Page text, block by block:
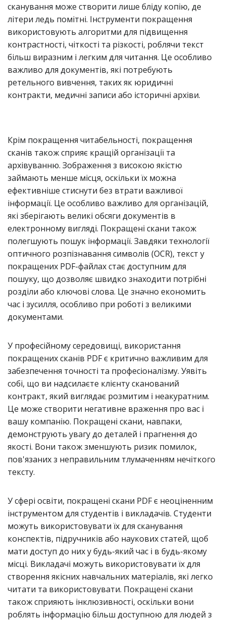
сканування може створити лише бліду копію, де
літери ледь помітні. Інструменти покращення
використовують алгоритми для підвищення
контрастності, чіткості та різкості, роблячи текст
більш виразним і легким для читання. Це особливо
важливо для документів, які потребують
ретельного вивчення, таких як юридичні
контракти, медичні записи або історичні архіви.
Крім покращення читабельності, покращення
сканів також сприяє кращій організації та
архівуванню. Зображення з високою якістю
займають менше місця, оскільки їх можна
ефективніше стиснути без втрати важливої
інформації. Це особливо важливо для організацій,
які зберігають великі обсяги документів в
електронному вигляді. Покращені скани також
полегшують пошук інформації. Завдяки технології
оптичного розпізнавання символів (OCR), текст у
покращених PDF-файлах стає доступним для
пошуку, що дозволяє швидко знаходити потрібні
розділи або ключові слова. Це значно економить
час і зусилля, особливо при роботі з великими
документами.
У професійному середовищі, використання
покращених сканів PDF є критично важливим для
забезпечення точності та професіоналізму. Уявіть
собі, що ви надсилаєте клієнту сканований
контракт, який виглядає розмитим і неакуратним.
Це може створити негативне враження про вас і
вашу компанію. Покращені скани, навпаки,
демонструють увагу до деталей і прагнення до
якості. Вони також зменшують ризик помилок,
пов'язаних з неправильним тлумаченням нечіткого
тексту.
У сфері освіти, покращені скани PDF є неоціненним
інструментом для студентів і викладачів. Студенти
можуть використовувати їх для сканування
конспектів, підручників або наукових статей, щоб
мати доступ до них у будь-який час і в будь-якому
місці. Викладачі можуть використовувати їх для
створення якісних навчальних матеріалів, які легко
читати та використовувати. Покращені скани
також сприяють інклюзивності, оскільки вони
роблять інформацію більш доступною для людей з